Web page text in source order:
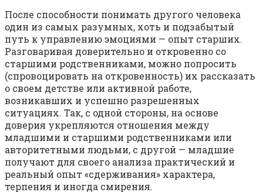
После способности понимать другого человека
один из самых разумных, хоть и подзабытый
путь к управлению эмоциями — опыт старших.
Разговаривая доверительно и откровенно со
старшими родственниками, можно попросить
(спровоцировать на откровенность) их рассказать
о своем детстве или активной работе,
возникавших и успешно разрешенных
ситуациях. Так, с одной стороны, на основе
доверия укрепляются отношения между
младшими и старшими родственниками или
авторитетными людьми, с другой — младшие
получают для своего анализа практический и
реальный опыт «сдерживания» характера,
терпения и иногда смирения.